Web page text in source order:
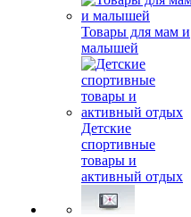
Товары для мам и
малышей
Детские
спортивные
товары и
активный отдых